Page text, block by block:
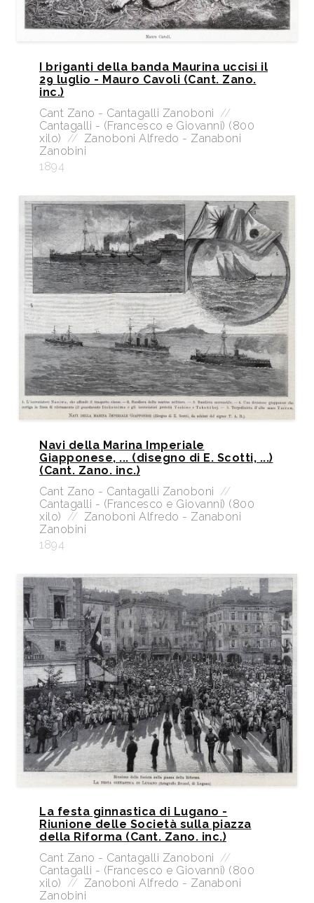
I briganti della banda Maurina uccisi il
29 luglio - Mauro Cavoli (Cant. Zano.
inc.)
Cant Zano - Cantagalli Zanoboni //
Cantagalli - (Francesco e Giovanni) (800
xilo) // Zanoboni Alfredo - Zanaboni
Zanobini
1894
Navi della Marina Imperiale
Giapponese, ... (disegno di E. Scotti, ...)
(Cant. Zano. inc.)
Cant Zano - Cantagalli Zanoboni //
Cantagalli - (Francesco e Giovanni) (800
xilo) // Zanoboni Alfredo - Zanaboni
Zanobini
1894
La festa ginnastica di Lugano -
Riunione delle Società sulla piazza
della Riforma (Cant. Zano. inc.)
Cant Zano - Cantagalli Zanoboni //
Cantagalli - (Francesco e Giovanni) (800
xilo) // Zanoboni Alfredo - Zanaboni
Zanobini